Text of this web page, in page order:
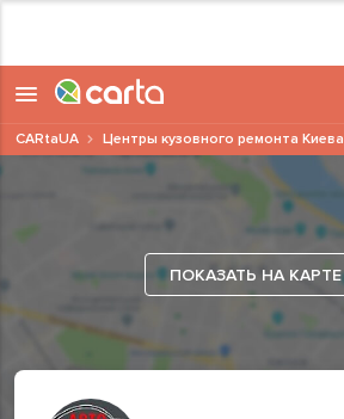
ПОКАЗАТЬ НА КАРТЕ
CARtaUA Центры кузовного ремонта Киева